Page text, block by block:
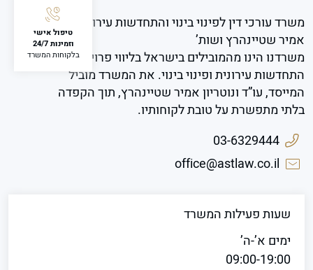
גדולים יותר ממשיכים במסלול פינוי-בינוי.
ברמה ארצית ומהיר יחסית — בחלופת
שקד הסמכות עברה לוועדות המקומיות.
כל עירייה קובעת את התנאים בתחומה,
מה שאומר תהליכים ארוכים יותר ותמורות
שמשתנות ממקום למקום. לפני כל
חתימה, חשוב לבדוק מה מאשרת הוועדה
משרד עורכי דין לפינוי בינוי והתחדשות עירונית
אמיר שטיינהרץ ושות’
משרדנו הינו מהמובילים בישראל בליווי פרויקטים של
התחדשות עירונית ופינוי בינוי. את המשרד מוביל
המייסד, עו”ד ונוטריון אמיר שטיינהרץ, תוך הקפדה
בלתי מתפשרת על טובת לקוחותיו.
03-6329444
office@astlaw.co.il
טיפול אישי
וזמינות 24/7
בלקוחות המשרד
שעות פעילות המשרד
ימים א’-ה’
09:00-19:00